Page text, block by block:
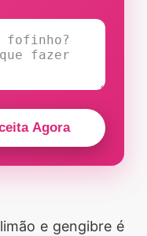
Agora
e gengibre é